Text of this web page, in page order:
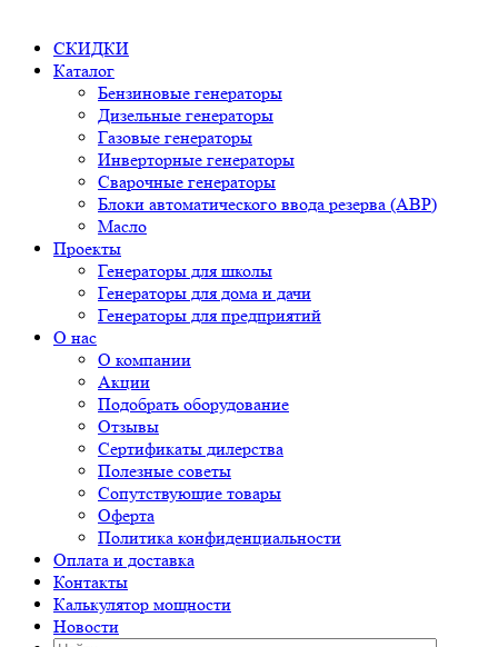
СКИДКИ
Каталог
Бензиновые генераторы
Дизельные генераторы
Газовые генераторы
Инверторные генераторы
Сварочные генераторы
Блоки автоматического ввода резерва (АВР)
Масло
Проекты
Генераторы для школы
Генераторы для дома и дачи
Генераторы для предприятий
О нас
О компании
Акции
Подобрать оборудование
Отзывы
Сертификаты дилерства
Полезные советы
Сопутствующие товары
Оферта
Политика конфиденциальности
Оплата и доставка
Контакты
Калькулятор мощности
Новости